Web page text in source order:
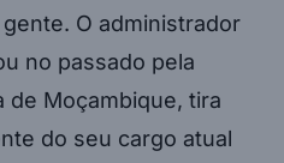
O administrador
no passado pela
de Moçambique, tira
do seu cargo atual